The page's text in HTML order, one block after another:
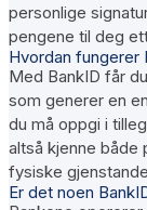
personlige
pengene til deg
Hvordan fungerer
Med BankID får
som generer en
du må oppgi i
altså kjenne
fysiske
Er det noen